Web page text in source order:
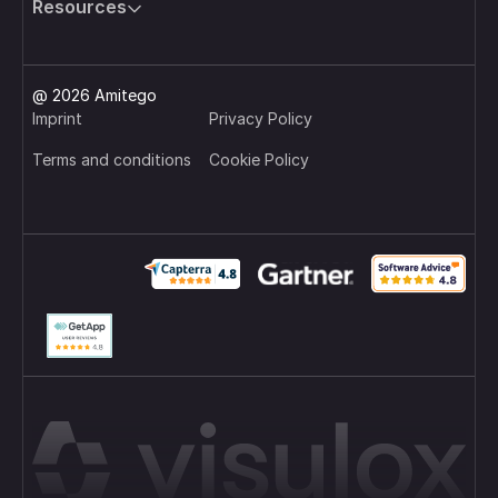
Resources
@ 2026 Amitego
Imprint
Privacy Policy
Terms and conditions Cookie Policy